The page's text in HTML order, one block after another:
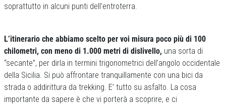
soprattutto in alcuni punti dell’entroterra.
L’itinerario che abbiamo scelto per voi misura poco più di 100
chilometri, con meno di 1.000 metri di dislivello, una sorta di
“secante”, per dirla in termini trigonometrici dell’angolo occidentale
della Sicilia. Si può affrontare tranquillamente con una bici da
strada o addirittura da trekking. E’ tutto su asfalto. La cosa
importante da sapere è che vi porterà a scoprire, e ci